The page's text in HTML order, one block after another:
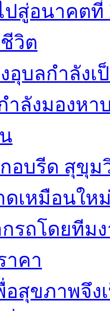
ปสู่อนาคตที่
วิต
อุบลกำลัง
ลังมองหา
อบรีด สุขุ
เหมือนให
รถโดยทีม
าคา
อสุขภาพจึ